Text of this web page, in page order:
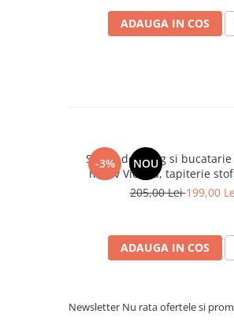
ADAUGA IN COS
-3% NOU
Scaun de living si
masiv Vienna, tapiterie
94x49x40 cm, nuc/
205,00 Lei199,00
ADAUGA IN COS
Newsletter Nu rata ofertele si